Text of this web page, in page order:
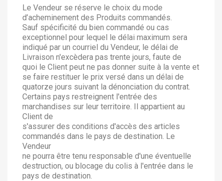
Le Vendeur se réserve le choix du mode
d’acheminement des Produits commandés.
Sauf spécificité du bien commandé ou cas
exceptionnel pour lequel le délai maximum sera
indiqué par un courriel du Vendeur, le délai de
Livraison n'excèdera pas trente jours, faute de
quoi le Client peut ne pas donner suite à la vente et
se faire restituer le prix versé dans un délai de
quatorze jours suivant la dénonciation du contrat.
Certains pays restreignent l'entrée des
marchandises sur leur territoire. Il appartient au
Client de
s'assurer des conditions d'accès des articles
commandés dans le pays de destination. Le
Vendeur
ne pourra être tenu responsable d'une éventuelle
destruction, ou blocage du colis à l'entrée dans le
pays de destination.